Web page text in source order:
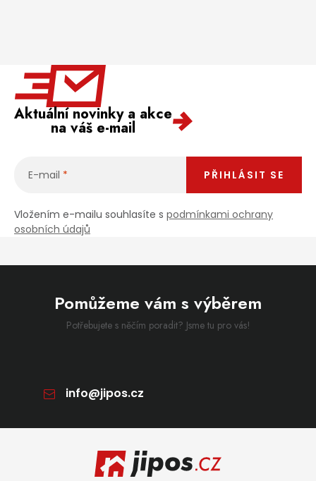
Aktuální novinky a akce
na váš e-mail
E-mail
Vložením e-mailu souhlasíte s podmínkami ochrany
osobních údajů
PŘIHLÁSIT SE
Pomůžeme vám s výběrem
Potřebujete s něčím poradit? Jsme tu pro vás!
info@jipos.cz